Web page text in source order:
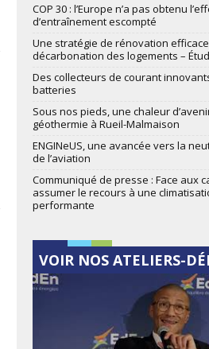
COP 30 : l’Europe n’a pas obtenu
d’entraînement escompté
Une stratégie de rénovation
décarbonation des logements –
Des collecteurs de courant
batteries
Sous nos pieds, une chaleur
géothermie à Rueil-Malmaison
ENGINeUS, une avancée vers la
de l’aviation
Communiqué de presse : Face aux
assumer le recours à une
performante
VOIR NOS ATELIERS-